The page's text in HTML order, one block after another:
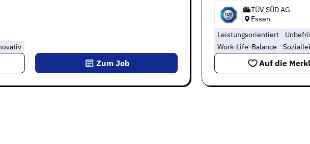
Zum Job
TÜV SÜD AG
Essen
Leistungsorientiert
Work-Life-Balance
Auf die